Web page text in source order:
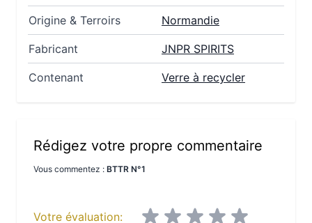
Origine & Terroirs Normandie
Fabricant JNPR SPIRITS
Contenant Verre à recycler
Rédigez votre propre commentaire
Vous commentez : BTTR N°1
Votre évaluation: